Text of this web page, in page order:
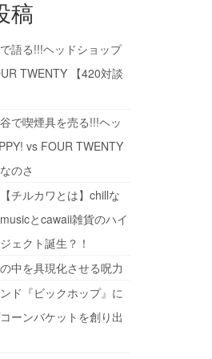
稿
語る!!!ヘッドショップ
TWENTY 【420対談
で喫煙具を売る!!!ヘッ
vs FOUR TWENTY
のさ
チルカワとは】chillな
とcawaii雑貨のハイ
ェクト誕生？！
中を具現化させる呪力
ド『ビックホップ』に
ーンバケットを創り出